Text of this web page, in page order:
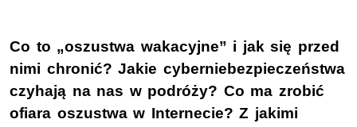
Co to „oszustwa wakacyjne” i jak się przed
nimi chronić? Jakie cyberniebezpieczeństwa
czyhają na nas w podróży? Co ma zrobić
ofiara oszustwa w Internecie? Z jakimi